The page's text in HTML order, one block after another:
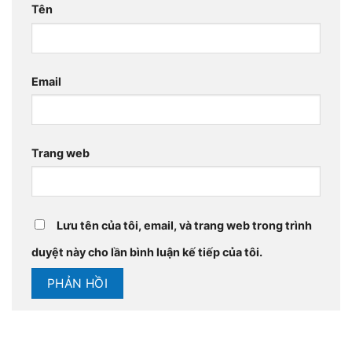
Tên
Email
Trang web
Lưu tên của tôi, email, và trang web trong trình
duyệt này cho lần bình luận kế tiếp của tôi.